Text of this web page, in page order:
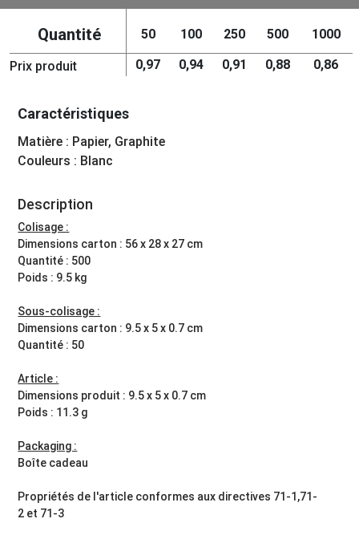
Quantité 50 100 250 500 1000
Prix produit 0,97 0,94 0,91 0,88 0,86
Caractéristiques
Matière : Papier, Graphite
Couleurs : Blanc
Description
Colisage :
Dimensions carton : 56 x 28 x 27 cm
Quantité : 500
Poids : 9.5 kg
Sous-colisage :
Dimensions carton : 9.5 x 5 x 0.7 cm
Quantité : 50
Article :
Dimensions produit : 9.5 x 5 x 0.7 cm
Poids : 11.3 g
Packaging :
Boîte cadeau
Propriétés de l'article conformes aux directives 71-1,71-
2 et 71-3